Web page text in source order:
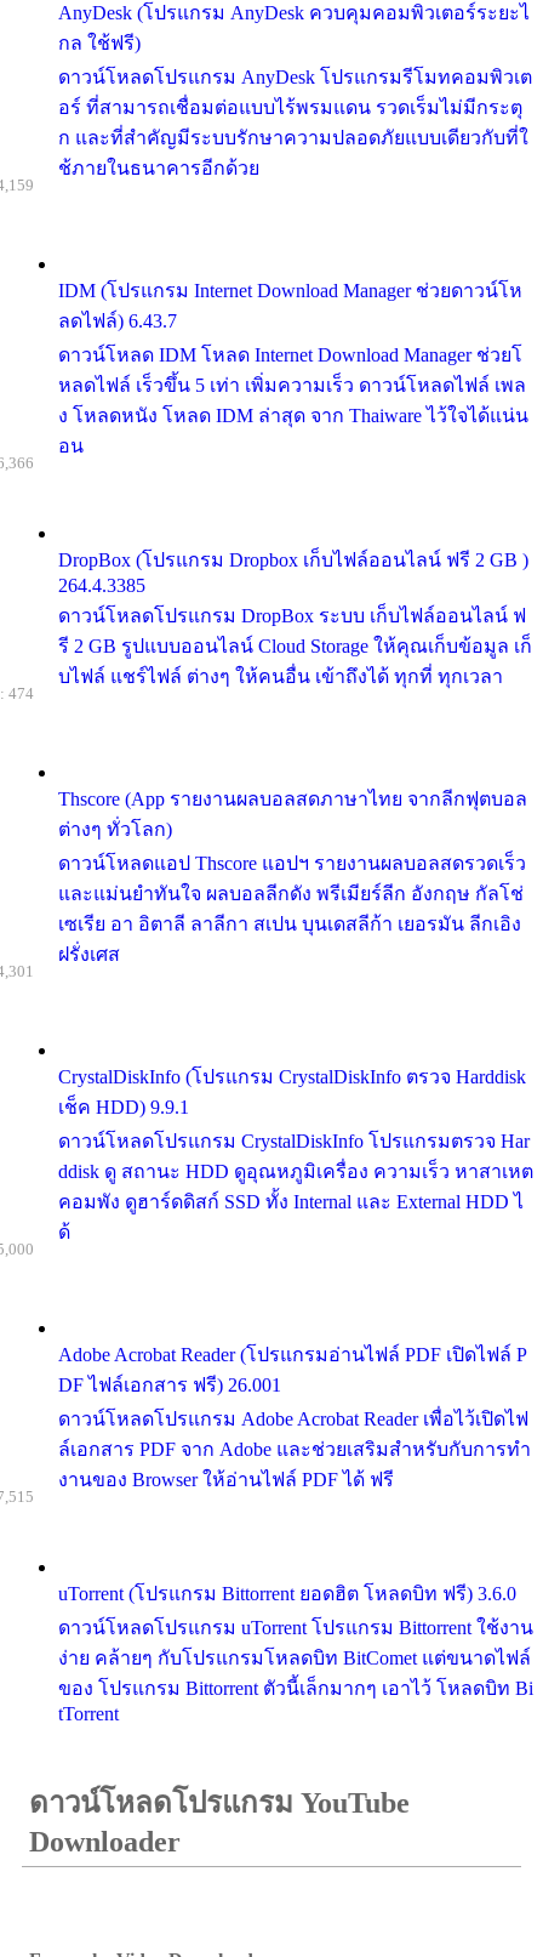
AnyDesk (โปรแกรม AnyDesk ควบคุมคอมพิวเตอร์ระยะไ
กล ใช้ฟรี)
ดาวน์โหลดโปรแกรม AnyDesk โปรแกรมรีโมทคอมพิวเต
อร์ ที่สามารถเชื่อมต่อแบบไร้พรมแดน รวดเร็มไม่มีกระตุ
ก และที่สำคัญมีระบบรักษาความปลอดภัยแบบเดียวกับที่ใ
ช้ภายในธนาคารอีกด้วย
IDM (โปรแกรม Internet Download Manager ช่วยดาวน์โห
ลดไฟล์) 6.43.7
ดาวน์โหลด IDM โหลด Internet Download Manager ช่วยโ
หลดไฟล์ เร็วขึ้น 5 เท่า เพิ่มความเร็ว ดาวน์โหลดไฟล์ เพล
ง โหลดหนัง โหลด IDM ล่าสุด จาก Thaiware ไว้ใจได้แน่น
อน
DropBox (โปรแกรม Dropbox เก็บไฟล์ออนไลน์ ฟรี 2 GB )
264.4.3385
ดาวน์โหลดโปรแกรม DropBox ระบบ เก็บไฟล์ออนไลน์ ฟ
รี 2 GB รูปแบบออนไลน์ Cloud Storage ให้คุณเก็บข้อมูล เก็
บไฟล์ แชร์ไฟล์ ต่างๆ ให้คนอื่น เข้าถึงได้ ทุกที่ ทุกเวลา
Thscore (App รายงานผลบอลสดภาษาไทย จากลีกฟุตบอล
ต่างๆ ทั่วโลก)
ดาวน์โหลดแอป Thscore แอปฯ รายงานผลบอลสดรวดเร็ว
และแม่นยำทันใจ ผลบอลลีกดัง พรีเมียร์ลีก อังกฤษ กัลโช่
เซเรีย อา อิตาลี ลาลีกา สเปน บุนเดสลีก้า เยอรมัน ลีกเอิง
ฝรั่งเศส
474
CrystalDiskInfo (โปรแกรม CrystalDiskInfo ตรวจ Harddisk
เช็ค HDD) 9.9.1
ดาวน์โหลดโปรแกรม CrystalDiskInfo โปรแกรมตรวจ Har
ddisk ดู สถานะ HDD ดูอุณหภูมิเครื่อง ความเร็ว หาสาเหต
คอมพัง ดูฮาร์ดดิสก์ SSD ทั้ง Internal และ External HDD ไ
ด้
Adobe Acrobat Reader (โปรแกรมอ่านไฟล์ PDF เปิดไฟล์ P
DF ไฟล์เอกสาร ฟรี) 26.001
ดาวน์โหลดโปรแกรม Adobe Acrobat Reader เพื่อไว้เปิดไฟ
ล์เอกสาร PDF จาก Adobe และช่วยเสริมสำหรับกับการทำ
งานของ Browser ให้อ่านไฟล์ PDF ได้ ฟรี
uTorrent (โปรแกรม Bittorrent ยอดฮิต โหลดบิท ฟรี) 3.6.0
ดาวน์โหลดโปรแกรม uTorrent โปรแกรม Bittorrent ใช้งาน
ง่าย คล้ายๆ กับโปรแกรมโหลดบิท BitComet แต่ขนาดไฟล์
ของ โปรแกรม Bittorrent ตัวนี้เล็กมากๆ เอาไว้ โหลดบิท Bi
tTorrent
ดาวน์โหลดโปรแกรม YouTube
Downloader